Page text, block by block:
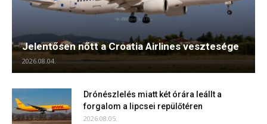
Jelentősen nőtt a Croatia Airlines vesztesége
2026.08.04.
Drónészlelés miatt két órára leállt a
forgalom a lipcsei repülőtéren
2026.08.05.